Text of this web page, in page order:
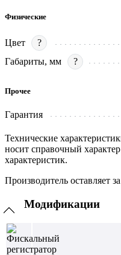
Физические
Цвет
?
Габариты, мм
?
Прочее
Гарантия
Технические
носит справочный
характеристик.
Производитель оставляет
Модификации